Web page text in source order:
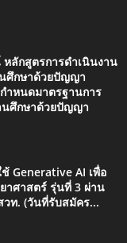
ลักสูตรการดำเนินงาน
ศึกษาด้วยปัญญา
ำหนดมาตรฐานการ
นศึกษาด้วยปัญญา
Generative AI เพื่อ
าศาสตร์ รุ่นที่ 3 ผ่าน
ท. (วันที่รับสมัคร...